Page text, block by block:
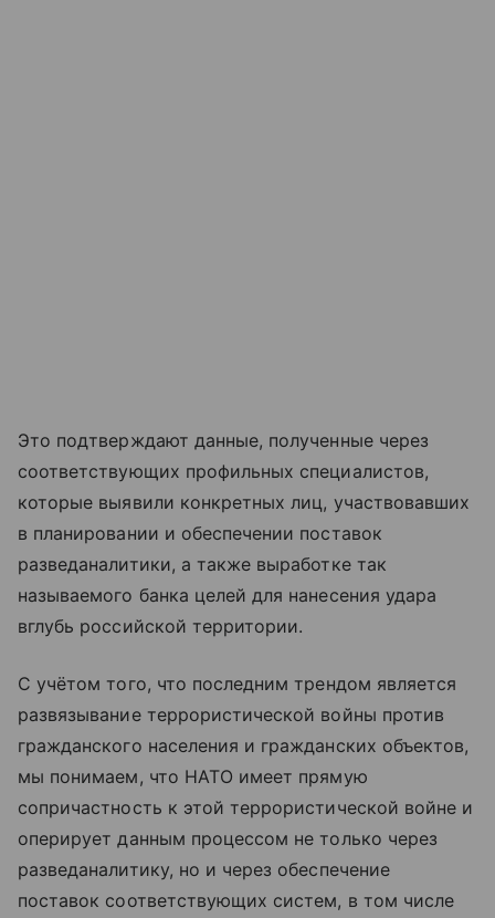
Это подтверждают данные, полученные через
соответствующих профильных специалистов,
которые выявили конкретных лиц, участвовавших
в планировании и обеспечении поставок
разведаналитики, а также выработке так
называемого банка целей для нанесения удара
вглубь российской территории.
С учётом того, что последним трендом является
развязывание террористической войны против
гражданского населения и гражданских объектов,
мы понимаем, что НАТО имеет прямую
сопричастность к этой террористической войне и
оперирует данным процессом не только через
разведаналитику, но и через обеспечение
поставок соответствующих систем, в том числе